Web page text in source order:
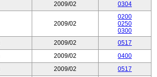
2009/02 0304
2009/02
0200
0250
0300
2009/02
0517
2009/02
0400
2009/02
0517